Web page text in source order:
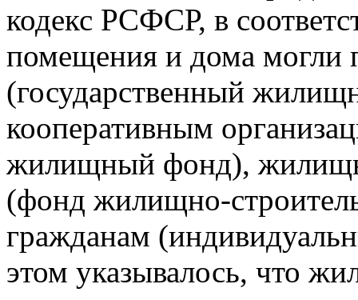
кодекс РСФСР, в
помещения и дома могли
(государственный
кооперативным
жилищный фонд),
(фонд жилищно-
гражданам
этом указывалось, что